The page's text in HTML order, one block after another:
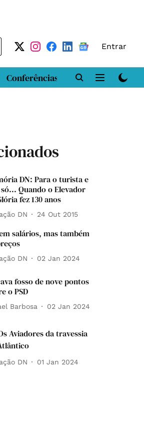
Entrar
Conferências DN LAB
DN: Para o turista e
Quando o Elevador
fez 130 anos
DN 24 Out 2015
salários, mas também
DN 02 Jan 2024
fosso de nove pontos
o PSD
Barbosa 02 Jan 2024
Aviadores da travessia
DN 01 Jan 2024